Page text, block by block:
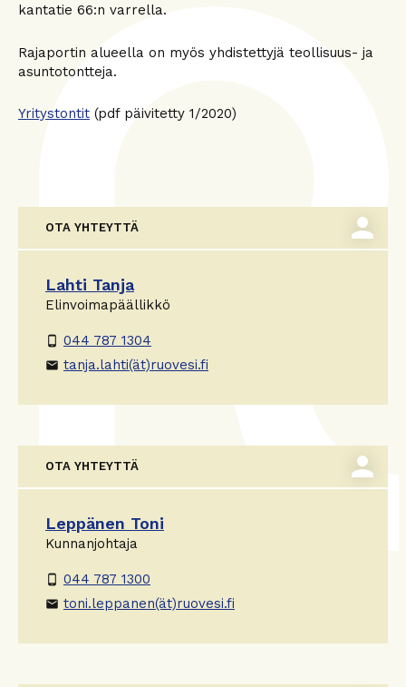
kantatie 66:n varrella.
Rajaportin alueella on myös yhdistettyjä teollisuus- ja
asuntotontteja.
Yritystontit (pdf päivitetty 1/2020)
OTA YHTEYTTÄ person
Lahti Tanja
Elinvoimapäällikkö
phone_android 044 787 1304
email tanja.lahti(ät)ruovesi.fi
OTA YHTEYTTÄ person
Leppänen Toni
Kunnanjohtaja
phone_android 044 787 1300
email toni.leppanen(ät)ruovesi.fi